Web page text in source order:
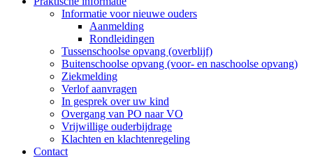
Informatie voor nieuwe ouders
Aanmelding
Rondleidingen
Tussenschoolse opvang (overblijf)
Buitenschoolse opvang (voor- en naschoolse opvang)
Ziekmelding
Verlof aanvragen
In gesprek over uw kind
Overgang van PO naar VO
Vrijwillige ouderbijdrage
Klachten en klachtenregeling
Contact